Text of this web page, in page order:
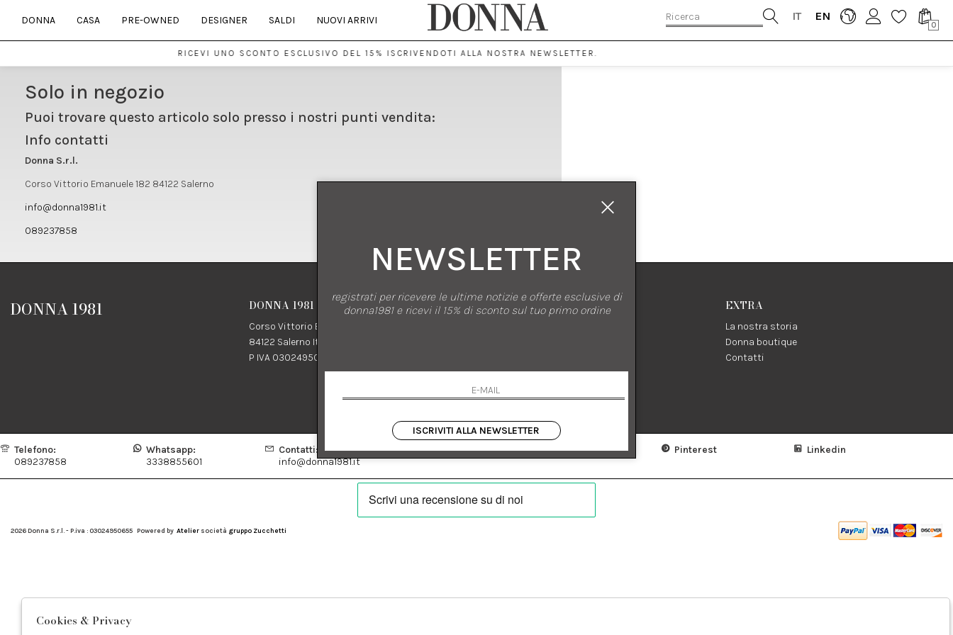
IT EN
0
DONNA CASA PRE-OWNED DESIGNER SALDI NUOVI ARRIVI
RICEVI UNO SCONTO ESCLUSIVO DEL 15% ISCRIVENDOTI ALLA NOSTRA NEWSLETTER.
Solo in negozio
Puoi trovare questo articolo solo presso i nostri punti vendita:
Info contatti
Donna S.r.l.
Corso Vittorio Emanuele 182 84122 Salerno
info@donna1981.it
089237858
DONNA 1981 DONNA 1981
Corso Vittorio Emanuele 182
84122 Salerno Italia
P IVA 03024950655
SHOPPING
Termini e condizioni
Condizioni di vendita
Spedizione
EXTRA
La nostra storia
Donna boutique
Contatti
Telefono:
089237858
Whatsapp:
3338855601
Contatti:
info@donna1981.it
Facebook Instagram Pinterest Linkedin
2026 Donna S.r.l. - P.iva : 03024950655 Powered by Atelier società gruppo Zucchetti
NEWSLETTER
registrati per ricevere le ultime notizie e offerte esclusive di
donna1981 e ricevi il 15% di sconto sul tuo primo ordine
ISCRIVITI ALLA NEWSLETTER
Cookies & Privacy